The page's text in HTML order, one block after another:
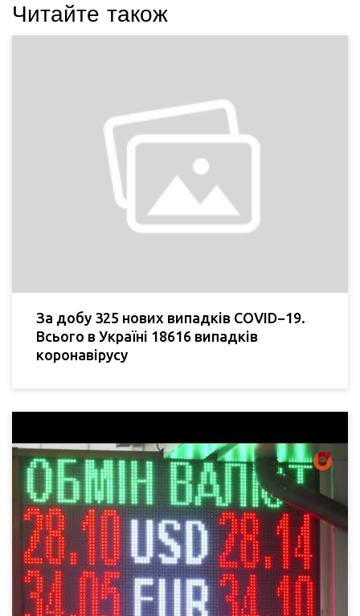
Читайте також
За добу 325 нових випадків COVID−19.
Всього в Україні 18616 випадків
коронавірусу